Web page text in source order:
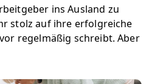
ins Ausland zu
stolz auf ihre erfolgreiche
regelmäßig schreibt. Aber